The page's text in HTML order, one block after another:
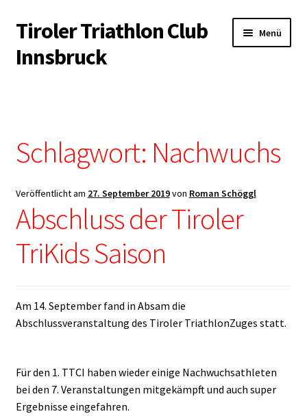
Zur
Navigation
springen
Zum
Inhalt
springen
Tiroler Triathlon Club
Innsbruck
Menü
Der Verein
Trainingsangebot
Veranstaltungen
Schlagwort: Nachwuchs
Veröffentlicht am 27. September 2019von Roman Schöggl
Abschluss der Tiroler
TriKids Saison
Am 14. September fand in Absam die
Abschlussveranstaltung des Tiroler TriathlonZuges statt.
Für den 1. TTCI haben wieder einige Nachwuchsathleten
bei den 7. Veranstaltungen mitgekämpft und auch super
Ergebnisse eingefahren.